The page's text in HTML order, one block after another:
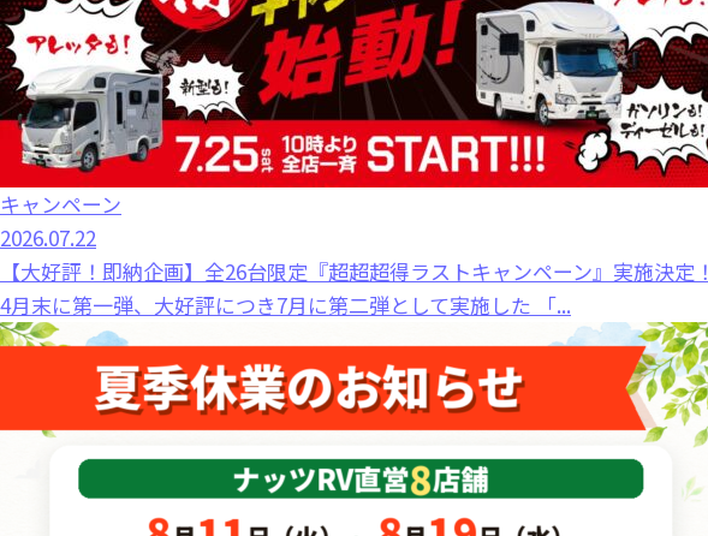
キャンペーン
2026.07.22
【大好評！即納企画】全26台限定『超超超得ラストキャンペーン』実施決定！
4月末に第一弾、大好評につき7月に第二弾として実施した 「...